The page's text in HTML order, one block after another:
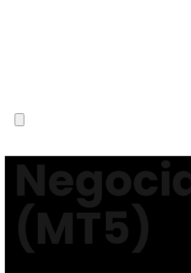
(MT5)